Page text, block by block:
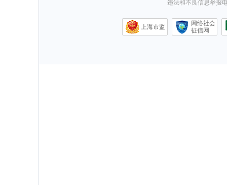
违法和不良信息举报
上海市监
网络社会
征信网